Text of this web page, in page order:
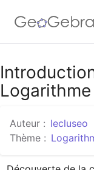
Google
Auteur : lecluseo
Thème :